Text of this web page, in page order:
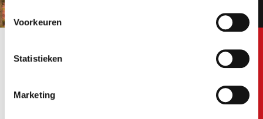
Voorkeuren
Statistieken
Marketing
E-mail
Postcode